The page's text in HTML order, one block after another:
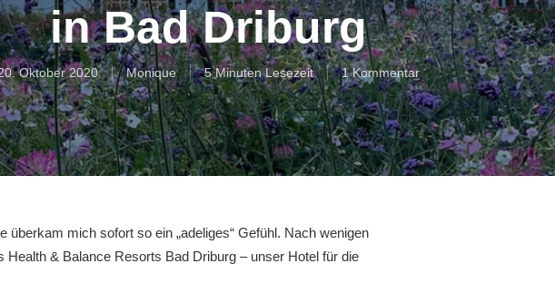
in Bad Driburg
Oktober 2020 Monique 5 Minuten Lesezeit 1 Kommentar
mich sofort so ein „adeliges“ Gefühl. Nach wenigen
& Balance Resorts Bad Driburg – unser Hotel für die